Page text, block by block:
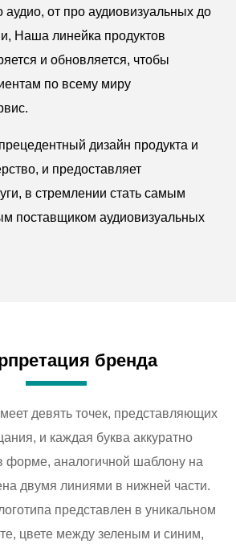
от про аудиовизуальных до
Наша линейка продуктов
и обновляется, чтобы
по всему миру
дизайн продукта и
и предоставляет
в стремлении стать самым
поставщиком аудиовизуальных
бренда
девять точек, представляющих
и каждая буква аккуратно
форме, аналогичной шаблону на
двумя линиями в нижней части.
представлен в уникальном
цвете между зеленым и синим,